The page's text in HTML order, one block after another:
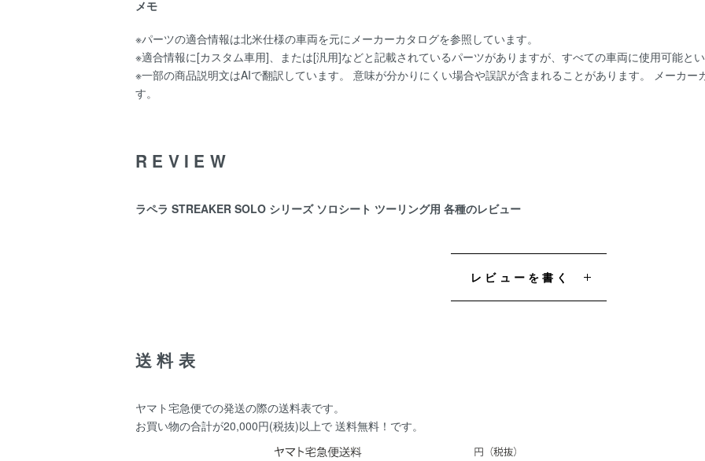
メモ
※パーツの適合情報は北米仕様の車両を元にメーカーカタログを参照しています。
※適合情報に[カスタム車用]、または[汎用]などと記載されているパーツがありますが、すべての車両に使用可能とい
※一部の商品説明文はAIで翻訳しています。 意味が分かりにくい場合や誤訳が含まれることがあります。 メーカー
す。
REVIEW
ラペラ STREAKER SOLO シリーズ ソロシート ツーリング用 各種のレビュー
レビューを書く
送料表
ヤマト宅急便での発送の際の送料表です。
お買い物の合計が20,000円(税抜)以上で 送料無料！です。